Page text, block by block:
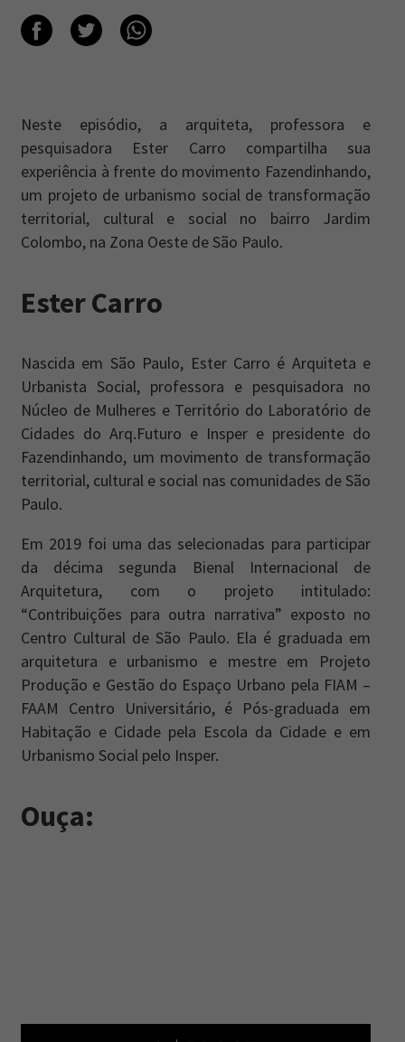
Neste episódio, a arquiteta, professora e
pesquisadora Ester Carro compartilha sua
experiência à frente do movimento Fazendinhando,
um projeto de urbanismo social de transformação
territorial, cultural e social no bairro Jardim
Colombo, na Zona Oeste de São Paulo.
Ester Carro
Nascida em São Paulo, Ester Carro é Arquiteta e
Urbanista Social, professora e pesquisadora no
Núcleo de Mulheres e Território do Laboratório de
Cidades do Arq.Futuro e Insper e presidente do
Fazendinhando, um movimento de transformação
territorial, cultural e social nas comunidades de São
Paulo.
Em 2019 foi uma das selecionadas para participar
da décima segunda Bienal Internacional de
Arquitetura, com o projeto intitulado:
“Contribuições para outra narrativa” exposto no
Centro Cultural de São Paulo. Ela é graduada em
arquitetura e urbanismo e mestre em Projeto
Produção e Gestão do Espaço Urbano pela FIAM –
FAAM Centro Universitário, é Pós-graduada em
Habitação e Cidade pela Escola da Cidade e em
Urbanismo Social pelo Insper.
Ouça: